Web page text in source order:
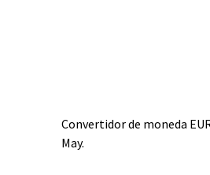
Convertidor de moneda
May.